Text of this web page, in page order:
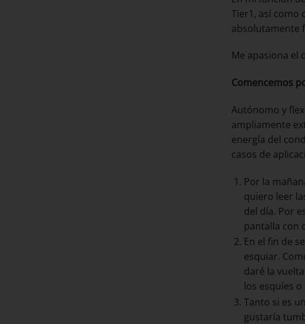
Tier1, así como
absolutamente
Me apasiona el
Comencemos
Autónomo y
ampliamente
energía del
casos de
Por la
quiero leer
del día. Por
pantalla con
En el fin de
esquiar.
daré la
los esquíes
Tanto si es
gustaría